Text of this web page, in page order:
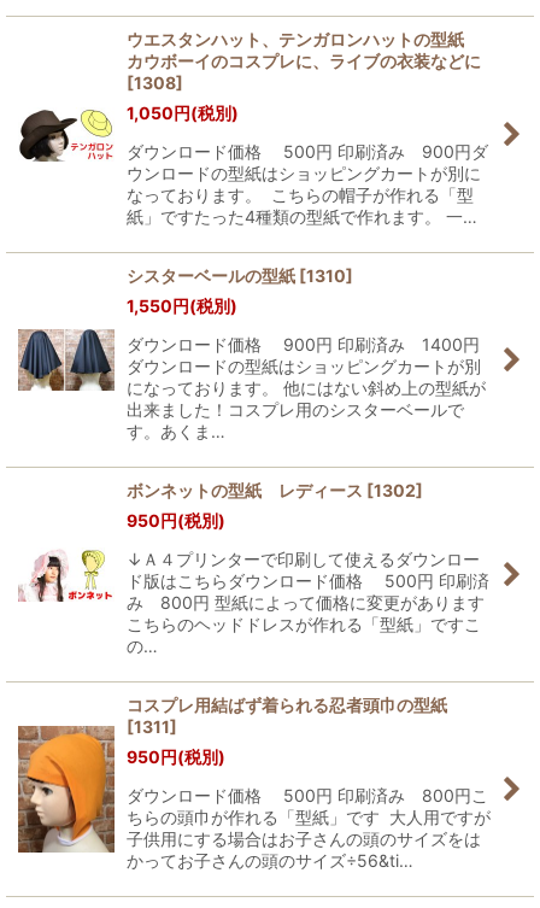
ウエスタンハット、テンガロンハットの型紙
カウボーイのコスプレに、ライブの衣装などに
[1308]
1,050円(税別)
ダウンロード価格 500円 印刷済み 900円ダ
ウンロードの型紙はショッピングカートが別に
なっております。 こちらの帽子が作れる「型
紙」ですたった4種類の型紙で作れます。 一…
シスターベールの型紙 [1310]
1,550円(税別)
ダウンロード価格 900円 印刷済み 1400円
ダウンロードの型紙はショッピングカートが別
になっております。 他にはない斜め上の型紙が
出来ました！コスプレ用のシスターベールで
す。あくま…
ボンネットの型紙 レディース [1302]
950円(税別)
↓Ａ４プリンターで印刷して使えるダウンロー
ド版はこちらダウンロード価格 500円 印刷済
み 800円 型紙によって価格に変更があります
こちらのヘッドドレスが作れる「型紙」ですこ
の…
コスプレ用結ばず着られる忍者頭巾の型紙
[1311]
950円(税別)
ダウンロード価格 500円 印刷済み 800円こ
ちらの頭巾が作れる「型紙」です 大人用ですが
子供用にする場合はお子さんの頭のサイズをは
かってお子さんの頭のサイズ÷56&ti…